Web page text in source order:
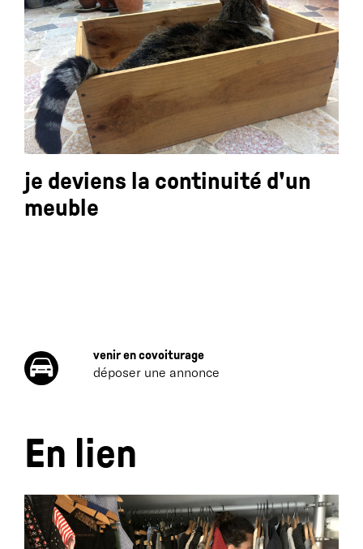
je deviens la continuité d'un
meuble
venir en covoiturage
déposer une annonce
En lien